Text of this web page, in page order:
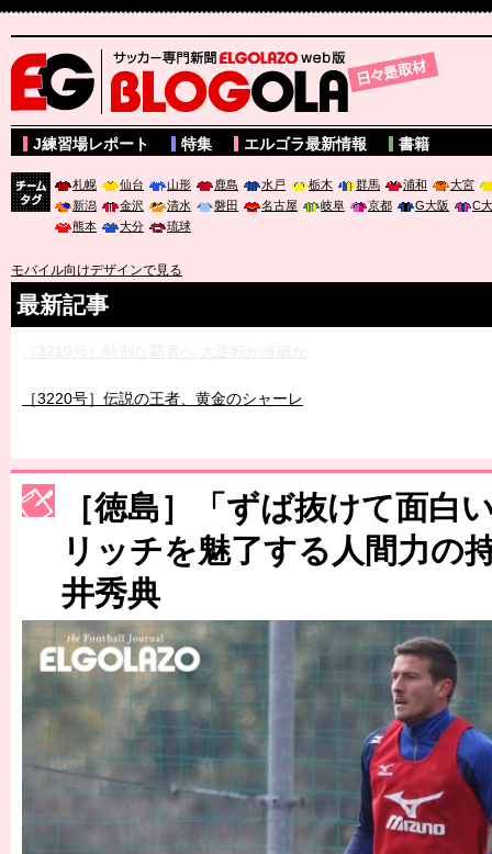
サッカー専門新聞ELGOLAZO web版 BLOGOLA
J練習場レポート 特集 エルゴラ最新情報 書籍
札幌 仙台 山形 鹿島 水戸 栃木 群馬 浦和
大宮
新潟
金沢 清水 磐田 名古屋 岐阜 京都 G大阪
C
熊本
大分 琉球
モバイル向けデザインで見る
最新記事
［3220号］伝説の王者、黄金のシャーレ
［3230号］世界一への夢は終わらない
［3223号］一丸。日本出陣
［3222号］史上最大のW杯開幕 注目は「個」
長谷川 アーリアジャスールさんがシンポジウム「気候変動から命
［徳島］「ずば抜けて面白
リッチを魅了する人間力の
井秀典